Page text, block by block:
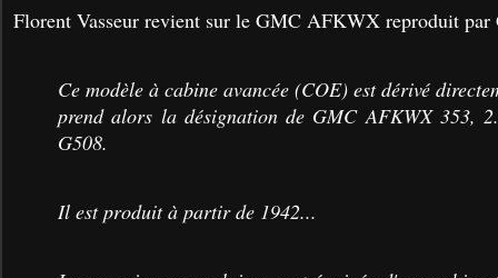
Florent Vasseur revient sur le GMC AFKWX reproduit par
Ce modèle à cabine avancée (COE) est dérivé
prend alors la désignation de GMC AFKWX 353,
G508.
Il est produit à partir de 1942...